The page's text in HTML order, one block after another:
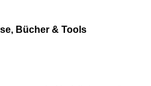
Bücher & Tools